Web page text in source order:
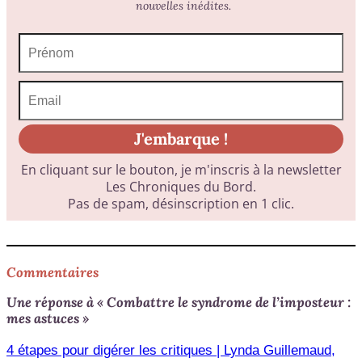
Commentaires
Une réponse à « Combattre le syndrome de l’imposteur :
mes astuces »
4 étapes pour digérer les critiques | Lynda Guillemaud,